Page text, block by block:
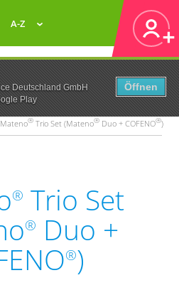
Deutschland GmbH
Play
Öffnen
A-Z
® Trio Set (Mateno® Duo + COFENO®)
® Trio Set
® Duo +
®)